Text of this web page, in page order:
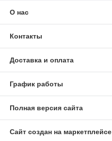
О нас
Контакты
Доставка и оплата
График работы
Полная версия сайта
Сайт создан на маркетплейсе